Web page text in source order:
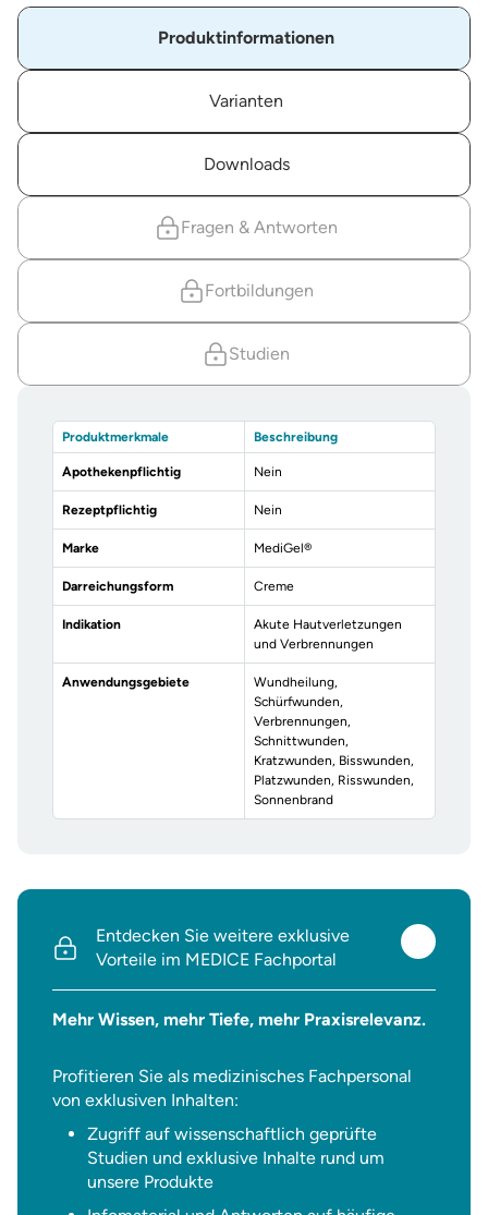
Produktinformationen
Varianten
Downloads
Fragen & Antworten
Fortbildungen
Studien
Produktmerkmale Beschreibung
Apothekenpflichtig Nein
Rezeptpflichtig Nein
Marke MediGel®
Darreichungsform Creme
Indikation
Akute Hautverletzungen
und Verbrennungen
Anwendungsgebiete
Wundheilung,
Schürfwunden,
Verbrennungen,
Schnittwunden,
Kratzwunden, Bisswunden,
Platzwunden, Risswunden,
Sonnenbrand
Entdecken Sie weitere exklusive
Vorteile im MEDICE Fachportal
Mehr Wissen, mehr Tiefe, mehr Praxisrelevanz.
Profitieren Sie als medizinisches Fachpersonal
von exklusiven Inhalten:
Zugriff auf wissenschaftlich geprüfte
Studien und exklusive Inhalte rund um
unsere Produkte